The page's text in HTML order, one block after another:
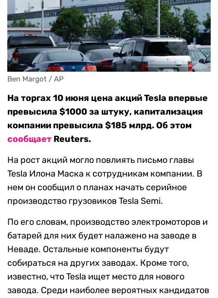
Ben Margot / AP
На торгах 10 июня цена акций Tesla впервые
превысила $1000 за штуку, капитализация
компании превысила $185 млрд. Об этом
сообщает Reuters.
На рост акций могло повлиять письмо главы
Tesla Илона Маска к сотрудникам компании. В
нем он сообщил о планах начать серийное
производство грузовиков Tesla Semi.
По его словам, производство электромоторов и
батарей для них будет налажено на заводе в
Неваде. Остальные компоненты будут
собираться на других заводах. Кроме того,
известно, что Tesla ищет место для нового
завода. Среди наиболее вероятных кандидатов